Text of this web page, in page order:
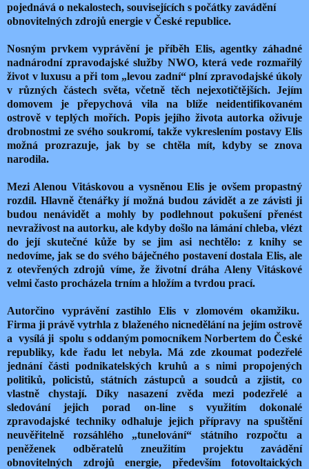
pojednává o nekalostech, souvisejících s počátky zavádění
obnovitelných zdrojů energie v České republice.
Nosným prvkem vyprávění je příběh Elis, agentky záhadné
nadnárodní zpravodajské služby NWO, která vede rozmařilý
život v luxusu a při tom „levou zadní“ plní zpravodajské úkoly
v různých částech světa, včetně těch nejexotičtějších. Jejím
domovem je přepychová vila na blíže neidentifikovaném
ostrově v teplých mořích. Popis jejího života autorka oživuje
drobnostmi ze svého soukromí, takže vykreslením postavy Elis
možná prozrazuje, jak by se chtěla mít, kdyby se znova
narodila.
Mezi Alenou Vitáskovou a vysněnou Elis je ovšem propastný
rozdíl. Hlavně čtenářky jí možná budou závidět a ze závisti ji
budou nenávidět a mohly by podlehnout pokušení přenést
nevraživost na autorku, ale kdyby došlo na lámání chleba, vlézt
do její skutečné kůže by se jim asi nechtělo: z knihy se
nedovíme, jak se do svého báječného postavení dostala Elis, ale
z otevřených zdrojů víme, že životní dráha Aleny Vitáskové
velmi často procházela trním a hložím a tvrdou prací.
Autorčino vyprávění zastihlo Elis v zlomovém okamžiku.
Firma ji právě vytrhla z blaženého nicnedělání na jejím ostrově
a vysílá ji spolu s oddaným pomocníkem Norbertem do České
republiky, kde řadu let nebyla. Má zde zkoumat podezřelé
jednání části podnikatelských kruhů a s nimi propojených
politiků, policistů, státních zástupců a soudců a zjistit, co
vlastně chystají. Díky nasazení zvěda mezi podezřelé a
sledování jejich porad on-line s využitím dokonalé
zpravodajské techniky odhaluje jejich přípravy na spuštění
neuvěřitelně rozsáhlého „tunelování“ státního rozpočtu a
peněženek odběratelů zneužitím projektu zavádění
obnovitelných zdrojů energie, především fotovoltaických